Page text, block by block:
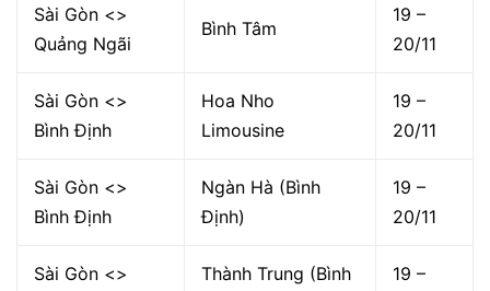
Sài Gòn <>
Quảng Ngãi
Bình Tâm
19 –
20/11
Sài Gòn <>
Bình Định
Hoa Nho
Limousine
19 –
20/11
Sài Gòn <>
Bình Định
Ngàn Hà (Bình
Định)
19 –
20/11
Sài Gòn <>
Thành Trung (Bình
19 –